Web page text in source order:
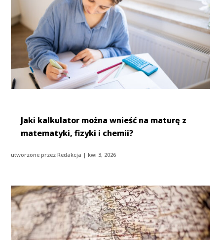
Jaki kalkulator można wnieść na maturę z
matematyki, fizyki i chemii?
utworzone przezRedakcja |kwi 3, 2026